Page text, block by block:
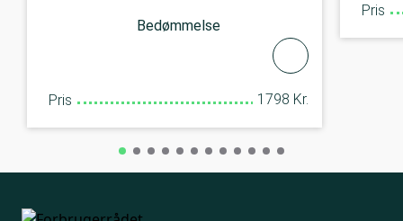
Bedømmelse
Pris 1798 Kr.
Pris